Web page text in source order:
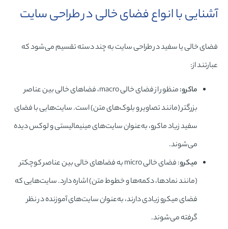
آشنایی با انواع فضای خالی در طراحی سایت
فضای خالی یا سفید در طراحی سایت به چند دسته تقسیم می‌شود که
عبارتند از:
ماکرو:
منظور از فضای خالی macro، فضاهای خالی بین عناصر
بزرگتر (مانند تصاویر و بلوک‌های متن) است. سایت‌هایی با فضای
سفید زیاد ماکرو، به‌عنوان سایت‌های مینیمالیستی و لوکس دیده
می‌شوند.
میکرو
: فضای خالی micro به فضاهای خالی بین عناصر کوچکتر
(مانند نمادها، دکمه‌ها و خطوط متن) اشاره دارد. سایت‌هایی که
فضای میکرو زیادی دارند، به‌عنوان سایت‌های آموزنده در نظر
گرفته می‌شوند.